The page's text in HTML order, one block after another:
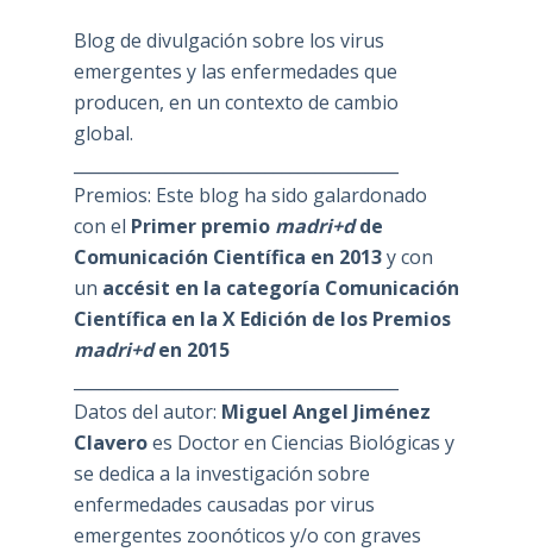
Blog de divulgación sobre los virus
emergentes y las enfermedades que
producen, en un contexto de cambio
global.
Premios: Este blog ha sido galardonado
con el Primer premio madri+dde
Comunicación Científica en 2013y con
un accésit en la categoría Comunicación
Científica en la X Edición de los Premios
madri+den 2015
Datos del autor: Miguel Angel Jiménez
Claveroes Doctor en Ciencias Biológicas y
se dedica a la investigación sobre
enfermedades causadas por virus
emergentes zoonóticos y/o con graves